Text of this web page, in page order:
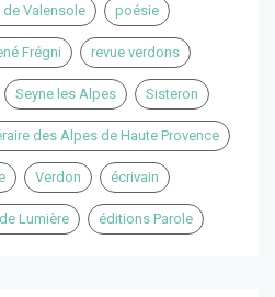
de Valensole poésie
Frégni revue verdons
Seyne les Alpes Sisteron
des Alpes de Haute Provence
Verdon écrivain
Lumière éditions Parole